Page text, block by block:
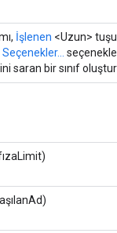
İşlenen <Uzun>
Seçenekler...
saran bir sınıf